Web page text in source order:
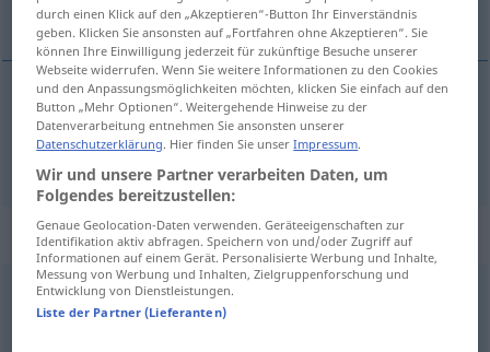
обавештење
обавештење Auskunft
Synonyme für "Auskunft"
Schalter,Information
durch einen Klick auf den „Akzeptieren“-Button Ihr Einverständnis
geben. Klicken Sie ansonsten auf „Fortfahren ohne Akzeptieren“. Sie
können Ihre Einwilligung jederzeit für zukünftige Besuche unserer
Webseite widerrufen. Wenn Sie weitere Informationen zu den Cookies
und den Anpassungsmöglichkeiten möchten, klicken Sie einfach auf den
Button „Mehr Optionen“. Weitergehende Hinweise zu der
Datenverarbeitung entnehmen Sie ansonsten unserer
Datenschutzerklärung. Hier finden Sie unserImpressum.
Wir und unsere Partner verarbeiten Daten, um
Folgendes bereitzustellen:
Genaue Geolocation-Daten verwenden. Geräteeigenschaften zur
Identifikation aktiv abfragen. Speichern von und/oder Zugriff auf
Informationen auf einem Gerät. Personalisierte Werbung und Inhalte,
Messung von Werbung und Inhalten, Zielgruppenforschung und
Entwicklung von Dienstleistungen.
Liste der Partner (Lieferanten)